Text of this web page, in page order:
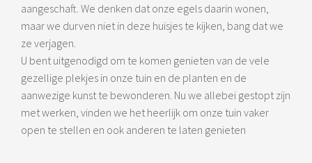
aangeschaft. We denken dat onze egels daarin wonen,
maar we durven niet in deze huisjes te kijken, bang dat we
ze verjagen.
U bent uitgenodigd om te komen genieten van de vele
gezellige plekjes in onze tuin en de planten en de
aanwezige kunst te bewonderen. Nu we allebei gestopt zijn
met werken, vinden we het heerlijk om onze tuin vaker
open te stellen en ook anderen te laten genieten